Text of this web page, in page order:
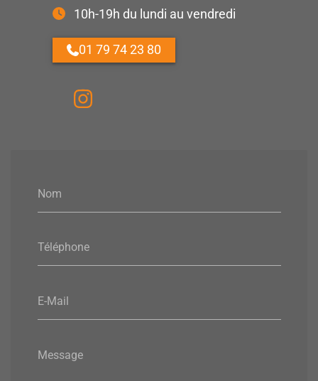
Nom
Téléphone
E-Mail
Message
10h-19h du lundi au vendredi
01 79 74 23 80